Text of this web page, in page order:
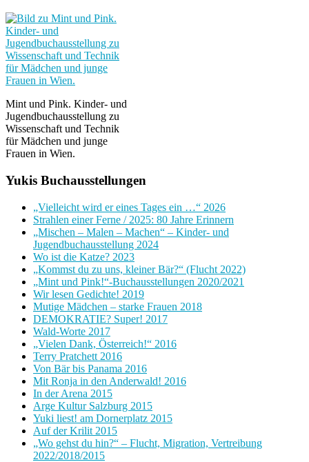
Mint und Pink. Kinder- und
Jugendbuchausstellung zu
Wissenschaft und Technik
für Mädchen und junge
Frauen in Wien.
Yukis Buchausstellungen
„Vielleicht wird er eines Tages ein …“ 2026
Strahlen einer Ferne / 2025: 80 Jahre Erinnern
„Mischen – Malen – Machen“ – Kinder- und
Jugendbuchausstellung 2024
Wo ist die Katze? 2023
„Kommst du zu uns, kleiner Bär?“ (Flucht 2022)
„Mint und Pink!“-Buchausstellungen 2020/2021
Wir lesen Gedichte! 2019
Mutige Mädchen – starke Frauen 2018
DEMOKRATIE? Super! 2017
Wald-Worte 2017
„Vielen Dank, Österreich!“ 2016
Terry Pratchett 2016
Von Bär bis Panama 2016
Mit Ronja in den Anderwald! 2016
In der Arena 2015
Arge Kultur Salzburg 2015
Yuki liest! am Dornerplatz 2015
Auf der Krilit 2015
„Wo gehst du hin?“ – Flucht, Migration, Vertreibung
2022/2018/2015